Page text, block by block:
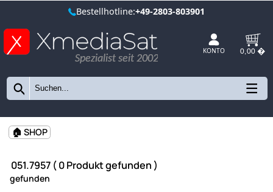
Bestellhotline:+49-2803-803901
Spezialist seit 2002
051.7957 ( 0 Produkt gefunden )